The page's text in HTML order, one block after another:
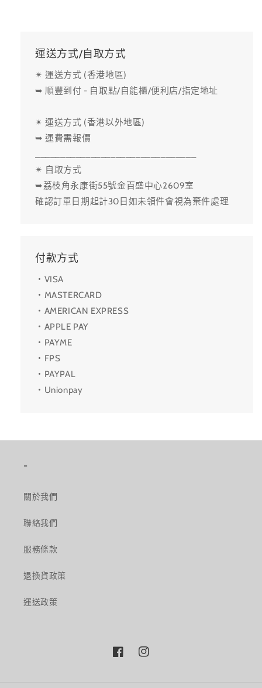
運送方式/自取方式
✴ 運送方式 (香港地區)
➥ 順豐到付 - 自取點/自能櫃/便利店/指定地址
✴ 運送方式 (香港以外地區)
➥ 運費需報價
✴ 自取方式
➥荔枝角永康街55號金百盛中心2609室
確認訂單日期起計30日如未領件會視為棄件處理
付款方式
・VISA
・MASTERCARD
・AMERICAN EXPRESS
・APPLE PAY
・PAYME
・FPS
・PAYPAL
・Unionpay
-
關於我們
聯絡我們
服務條款
退換貨政策
運送政策
FacebookInstagram